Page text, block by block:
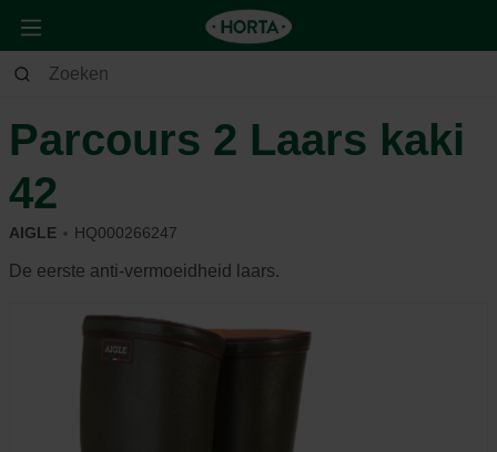
Tuin Andere
Parcours 2 Laars kaki
42
AIGLE HQ000266247
De eerste anti-vermoeidheid laars.